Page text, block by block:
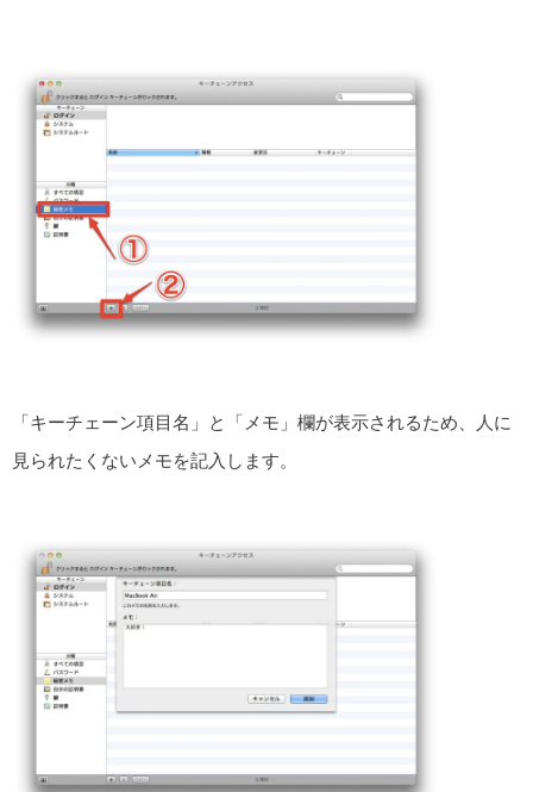
「キーチェーン項目名」と「メモ」欄が表示されるため、人に
見られたくないメモを記入します。